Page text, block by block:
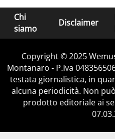
Chi
siamo
Disclaimer
Copyright © 2025
Montanaro - P.Iva
testata giornalistica, in
alcuna periodicità. Non
prodotto editoriale ai